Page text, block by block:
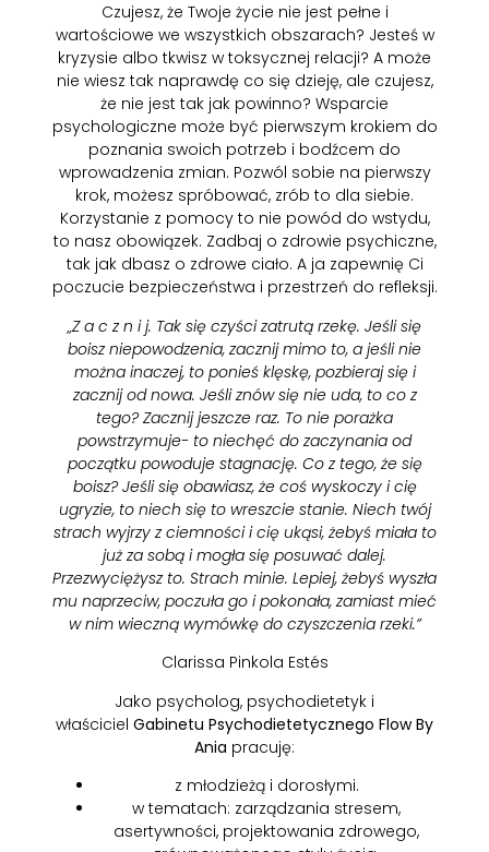
Czujesz, że Twoje życie nie jest pełne i
wartościowe we wszystkich obszarach? Jesteś w
kryzysie albo tkwisz w toksycznej relacji? A może
nie wiesz tak naprawdę co się dzieję, ale czujesz,
że nie jest tak jak powinno? Wsparcie
psychologiczne może być pierwszym krokiem do
poznania swoich potrzeb i bodźcem do
wprowadzenia zmian. Pozwól sobie na pierwszy
krok, możesz spróbować, zrób to dla siebie.
Korzystanie z pomocy to nie powód do wstydu,
to nasz obowiązek. Zadbaj o zdrowie psychiczne,
tak jak dbasz o zdrowe ciało. A ja zapewnię Ci
poczucie bezpieczeństwa i przestrzeń do refleksji.
„Z a c z n i j. Tak się czyści zatrutą rzekę. Jeśli się
boisz niepowodzenia, zacznij mimo to, a jeśli nie
można inaczej, to ponieś klęskę, pozbieraj się i
zacznij od nowa. Jeśli znów się nie uda, to co z
tego? Zacznij jeszcze raz. To nie porażka
powstrzymuje- to niechęć do zaczynania od
początku powoduje stagnację. Co z tego, że się
boisz? Jeśli się obawiasz, że coś wyskoczy i cię
ugryzie, to niech się to wreszcie stanie. Niech twój
strach wyjrzy z ciemności i cię ukąsi, żebyś miała to
już za sobą i mogła się posuwać dalej.
Przezwyciężysz to. Strach minie. Lepiej, żebyś wyszła
mu naprzeciw, poczuła go i pokonała, zamiast mieć
w nim wieczną wymówkę do czyszczenia rzeki.”
Clarissa Pinkola Estés
Jako psycholog, psychodietetyk i
właściciel Gabinetu Psychodietetycznego Flow By
Ania pracuję:
z młodzieżą i dorosłymi.
w tematach: zarządzania stresem,
asertywności, projektowania zdrowego,